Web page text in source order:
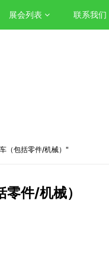
展会列表 联系我们
（包括零件/机械）"
件/机械）